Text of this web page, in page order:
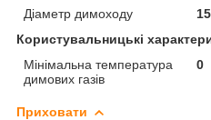
Діаметр димоходу
Користувальницькі
Мінімальна температура
димових газів
0
Приховати